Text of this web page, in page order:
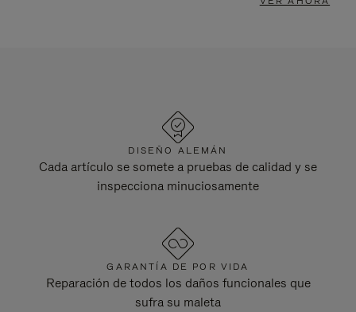
DISEÑO ALEMÁN
Cada artículo se somete a pruebas de calidad y se
inspecciona minuciosamente
GARANTÍA DE POR VIDA
Reparación de todos los daños funcionales que
sufra su maleta